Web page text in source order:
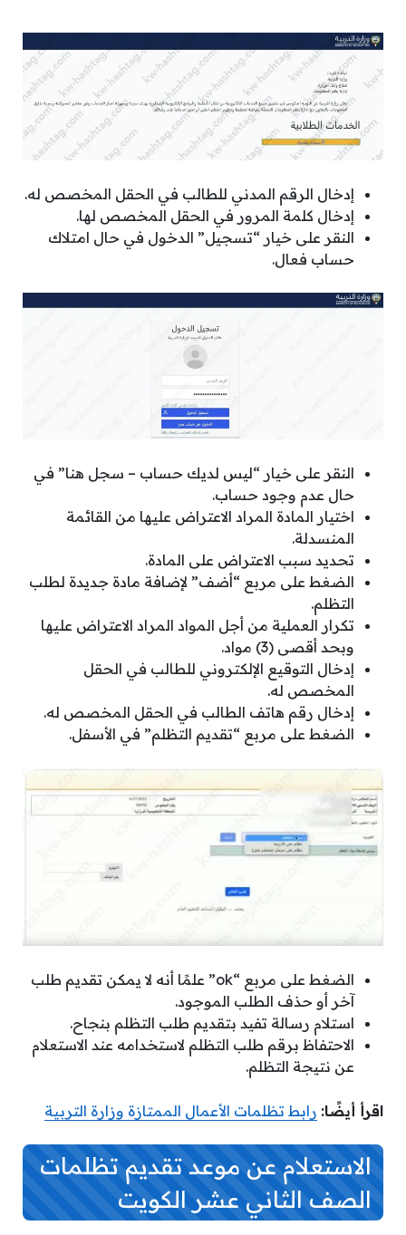
إدخال الرقم المدني للطالب في الحقل المخصص له.
إدخال كلمة المرور في الحقل المخصص لها.
النقر على خيار “تسجيل” الدخول في حال امتلاك
حساب فعال.
النقر على خيار “ليس لديك حساب – سجل هنا” في
حال عدم وجود حساب.
اختيار المادة المراد الاعتراض عليها من القائمة
المنسدلة.
تحديد سبب الاعتراض على المادة.
الضغط على مربع “أضف” لإضافة مادة جديدة لطلب
التظلم.
تكرار العملية من أجل المواد المراد الاعتراض عليها
وبحد أقصى (3) مواد.
إدخال التوقيع الإلكتروني للطالب في الحقل
المخصص له.
إدخال رقم هاتف الطالب في الحقل المخصص له.
الضغط على مربع “تقديم التظلم” في الأسفل.
الضغط على مربع “ok” علمًا أنه لا يمكن تقديم طلب
آخر أو حذف الطلب الموجود.
استلام رسالة تفيد بتقديم طلب التظلم بنجاح.
الاحتفاظ برقم طلب التظلم لاستخدامه عند الاستعلام
عن نتيجة التظلم.
اقرأ أيضًا: رابط تظلمات الأعمال الممتازة وزارة التربية
الاستعلام عن موعد تقديم تظلمات
الصف الثاني عشر الكويت